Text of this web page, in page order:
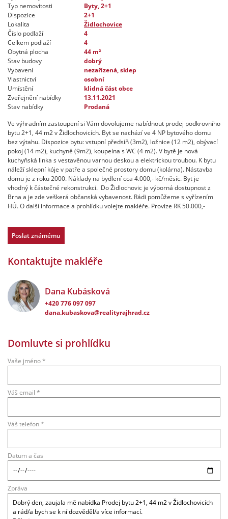
Typ nemovitosti
Byty, 2+1
Dispozice
2+1
Lokalita
Židlochovice
Číslo podlaží
4
Celkem podlaží
4
Obytná plocha
44 m²
Stav budovy
dobrý
Vybavení
nezařízená, sklep
Vlastnictví
osobní
Umístění
klidná část obce
Zveřejnění nabídky
13.11.2021
Stav nabídky
Prodaná
Ve výhradním zastoupení si Vám dovolujeme nabídnout prodej podkrovního
bytu 2+1, 44 m2 v Židlochovicích. Byt se nachází ve 4 NP bytového domu
bez výtahu. Dispozice bytu: vstupní předsíň (3m2), ložnice (12 m2), obývací
pokoj (14 m2), kuchyně (9m2), koupelna s WC (4 m2). V bytě je nová
kuchyňská linka s vestavěnou varnou deskou a elektrickou troubou. K bytu
náleží sklepní kóje v patře a společné prostory domu (kolárna). Nástavba
domu je z roku 2000. Náklady na bydlení cca 4.000,- kč/měsíc. Byt je
vhodný k částečné rekonstrukci. Do Židlochovic je výborná dostupnost z
Brna a je zde veškerá občanská vybavenost. Rádi pomůžeme s vyřízením
HÚ. O další informace a prohlídku volejte makléře. Provize RK 50.000,-
Poslat známému
Kontaktujte makléře
Dana Kubásková
+420 776 097 097
dana.kubaskova@realityrajhrad.cz
Domluvte si prohlídku
Vaše jméno *
Váš email *
Váš telefon *
Datum a čas
Zpráva